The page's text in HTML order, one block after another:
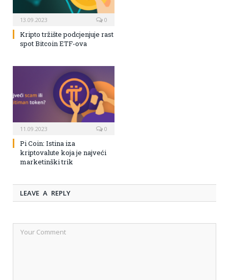
13.09.2023 0
Kripto tržište podcjenjuje rast
spot Bitcoin ETF-ova
11.09.2023 0
Pi Coin: Istina iza
kriptovalute koja je najveći
marketinški trik
LEAVE A REPLY